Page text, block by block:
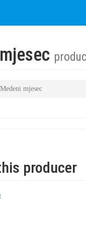
mjesec
producer